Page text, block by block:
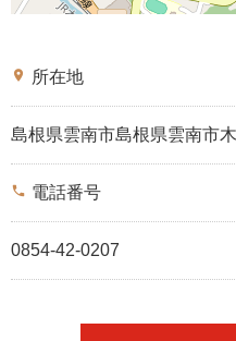
place 所在地
島根県雲南市島根県雲南市
phone 電話番号
0854-42-0207